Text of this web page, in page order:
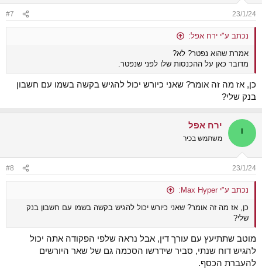
23/1/24
#7
נכתב ע"י ירח אפל:
אמרת שהוא נפטר? לא?
מדובר כאן על ההכנסות שלו לפני שנפטר.
כן, אז מה זה אומר? שאני כיורש יכול להגיש בקשה בשמו עם חשבון
בנק שלי?
י ירח אפל
משתמש בכיר
23/1/24
#8
נכתב ע"י Max Hyper:
כן, אז מה זה אומר? שאני כיורש יכול להגיש בקשה בשמו עם חשבון בנק
שלי?
מוטב שתתיעץ עם עורך דין, אבל נראה שלפי הפקודה אתה יכול
להגיש דוח שנתי, סביר שידרשו הסכמה גם של שאר היורשים
להעברת הכסף.